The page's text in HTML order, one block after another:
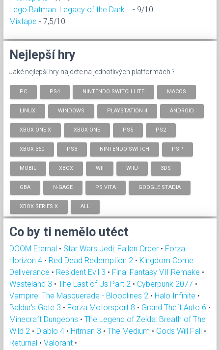
Lego Batman: Legacy of the Dark...
- 9/10
Mixtape - 7,5/10
Nejlepší hry
Jaké nejlepší hry najdete na jednotlivých platformách ?
PC PS4 NINTENDO SWITCH LITE MACOS
LINUX WINDOWS PLAYSTATION 4 ANDROID
XBOX ONE X XBOX-ONE PS5 PS2
XBOX 360 PS3 NINTENDO SWITCH PSP
MOBIL XBOX WII WIIU 3DS
GBA N-GAGE PS VITA GOOGLE STADIA
XBOX SERIES X ALL
Co by ti nemělo utéct
DOOM Eternal • Star Wars Jedi: Fallen Order • Forza
Horizon 4 • Red Dead Redemption 2 • Kingdom Come:
Deliverance • Resident Evil 3 • Final Fantasy VII Remake •
Wasteland 3 • The Last of Us Part 2 • Cyberpunk 2077 •
Vampire: The Masquerade - Bloodlines 2 • Halo Infinite •
Baldur's Gate 3 • Forza Motorsport 8 • Grand Theft Auto 6 •
Minecraft Dungeons • The Legend of Zelda: Breath of The
Wild 2 • Diablo 4 • Hitman 3 • The Medium • Gods Will Fall •
Returnal • Valorant •